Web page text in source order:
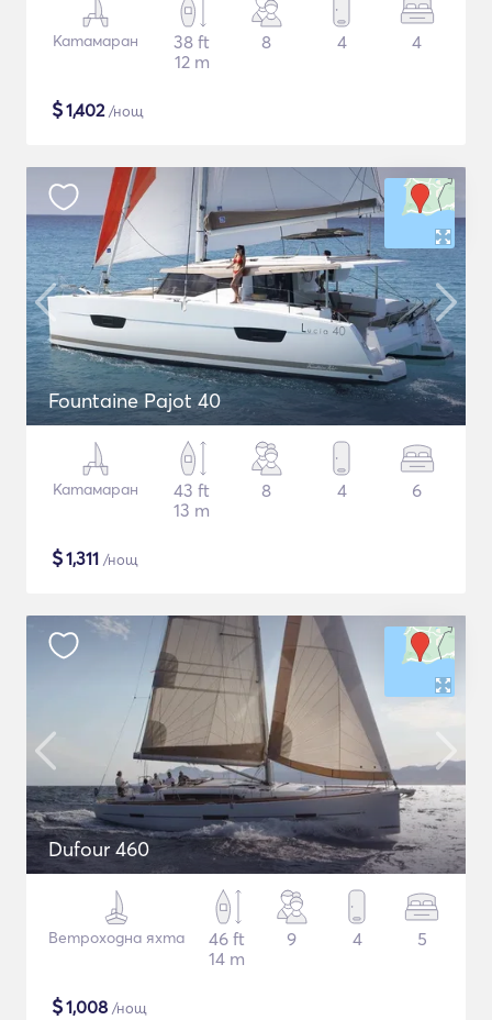
Катамаран
38 ft
12 m
8 4 4
$1,402/нощ
Fountaine Pajot 40
Катамаран
43 ft
13 m
8 4 6
$1,311 /нощ
Dufour 460
Ветроходна яхта
46 ft
14 m
9 4 5
$1,008 /нощ